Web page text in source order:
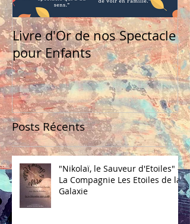
Livre d'Or de nos Spectacle
pour Enfants
Posts Récents
"Nikolaï, le Sauveur d'Etoiles" -
La Compagnie Les Etoiles de la
Galaxie